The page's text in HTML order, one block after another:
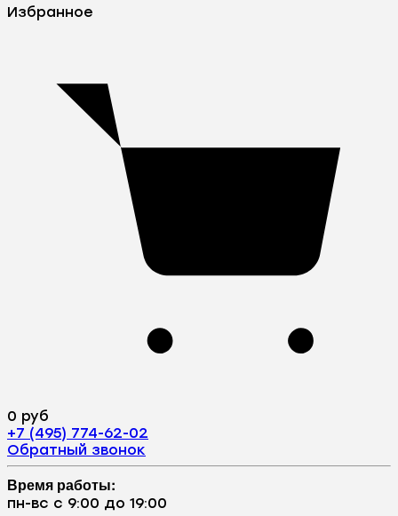
Избранное
0 руб
+7 (495) 774-62-02
Обратный звонок
Время работы:
пн-вс с 9:00 до 19:00